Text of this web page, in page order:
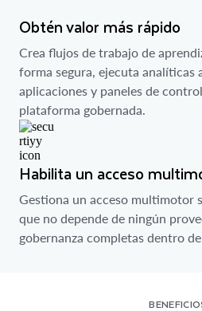
Obtén valor más rápido
Crea flujos de trabajo de
forma segura, ejecuta analíticas
aplicaciones y paneles de
plataforma gobernada.
Habilita un acceso
Gestiona un acceso multimotor
que no depende de ningún
gobernanza completas dentro